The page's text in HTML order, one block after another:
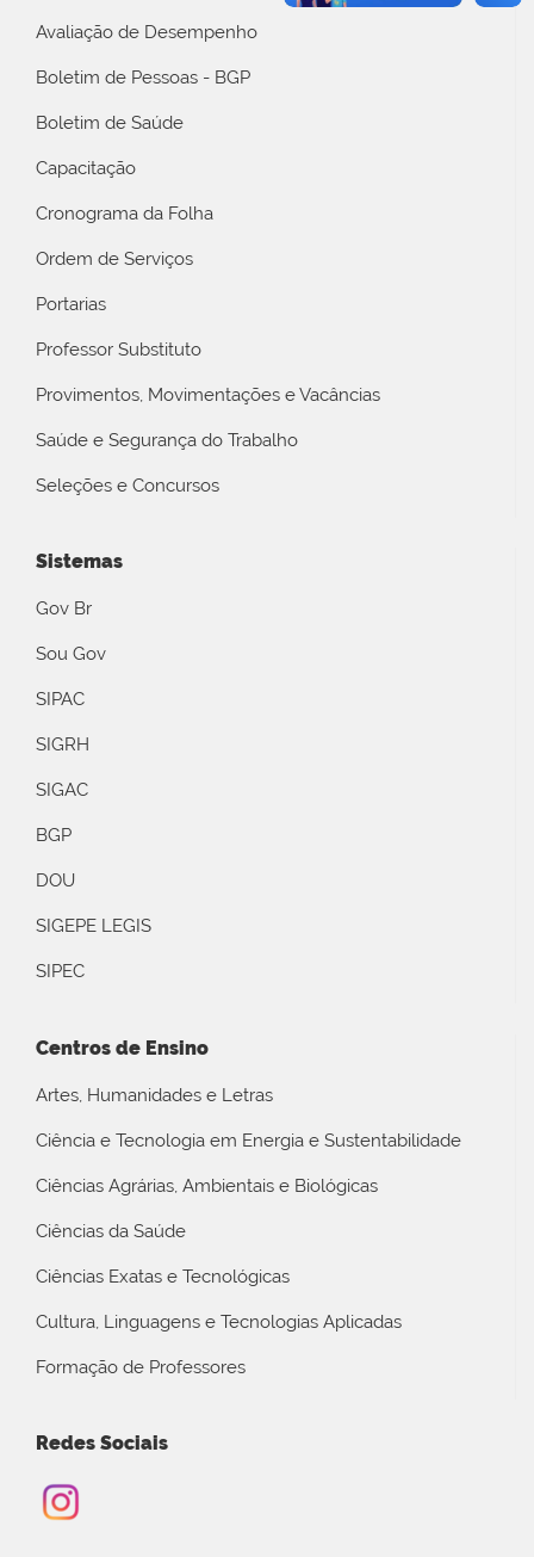
Avaliação de Desempenho
Boletim de Pessoas - BGP
Boletim de Saúde
Capacitação
Cronograma da Folha
Ordem de Serviços
Portarias
Professor Substituto
Provimentos, Movimentações e Vacâncias
Saúde e Segurança do Trabalho
Seleções e Concursos
Sistemas
Gov Br
Sou Gov
SIPAC
SIGRH
SIGAC
BGP
DOU
SIGEPE LEGIS
SIPEC
Centros de Ensino
Artes, Humanidades e Letras
Ciência e Tecnologia em Energia e Sustentabilidade
Ciências Agrárias, Ambientais e Biológicas
Ciências da Saúde
Ciências Exatas e Tecnológicas
Cultura, Linguagens e Tecnologias Aplicadas
Formação de Professores
Redes Sociais